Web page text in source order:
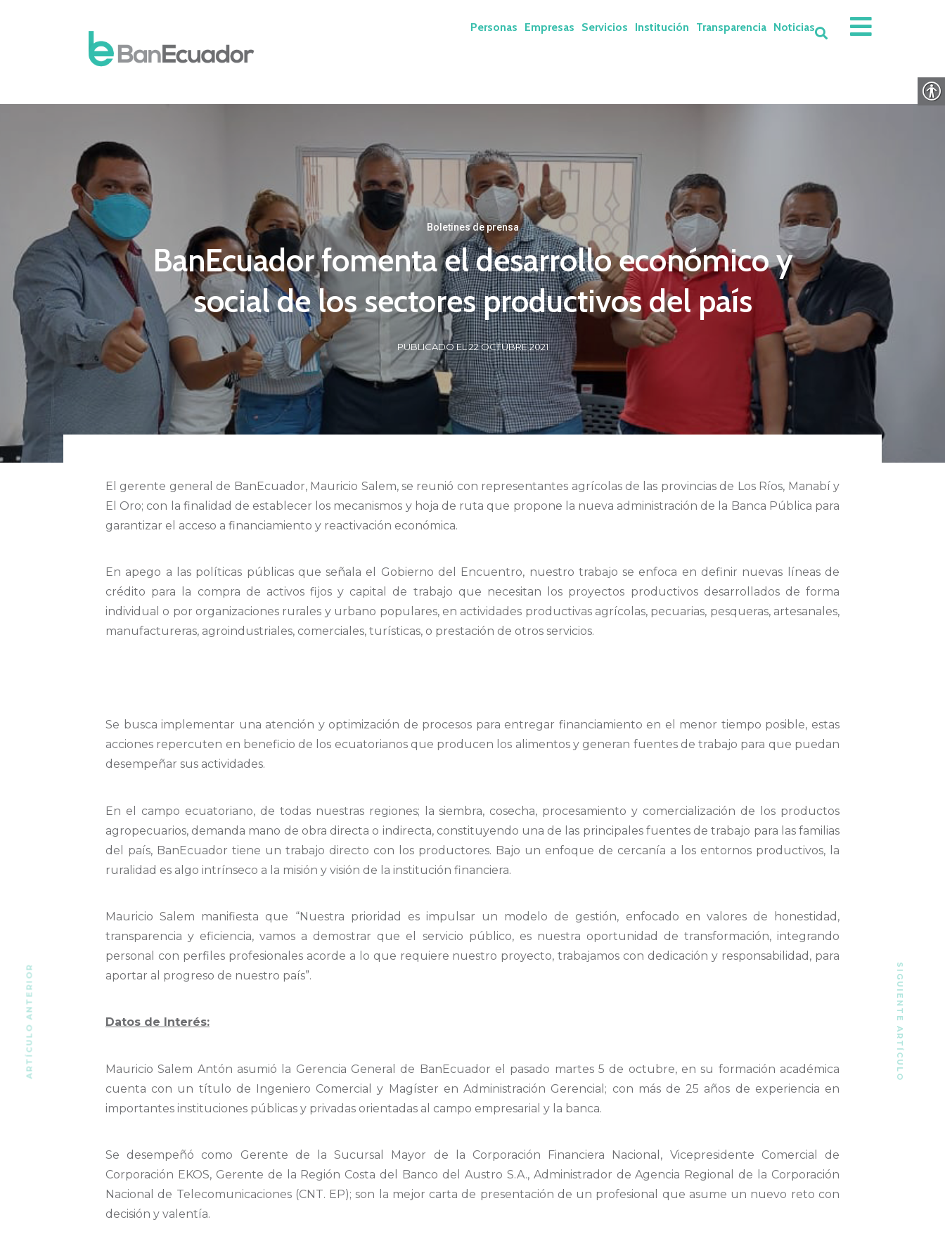
Personas Empresas Servicios Institución Transparencia Noticias
Boletines de prensa
BanEcuador fomenta el desarrollo económico y
social de los sectores productivos del país
PUBLICADO EL 22 OCTUBRE 2021
El gerente general de BanEcuador, Mauricio Salem, se reunió con representantes agrícolas de las provincias de Los Ríos, Manabí y
El Oro; con la finalidad de establecer los mecanismos y hoja de ruta que propone la nueva administración de la Banca Pública para
garantizar el acceso a financiamiento y reactivación económica.
En apego a las políticas públicas que señala el Gobierno del Encuentro, nuestro trabajo se enfoca en definir nuevas líneas de
crédito para la compra de activos fijos y capital de trabajo que necesitan los proyectos productivos desarrollados de forma
individual o por organizaciones rurales y urbano populares, en actividades productivas agrícolas, pecuarias, pesqueras, artesanales,
manufactureras, agroindustriales, comerciales, turísticas, o prestación de otros servicios.
Se busca implementar una atención y optimización de procesos para entregar financiamiento en el menor tiempo posible, estas
acciones repercuten en beneficio de los ecuatorianos que producen los alimentos y generan fuentes de trabajo para que puedan
desempeñar sus actividades.
En el campo ecuatoriano, de todas nuestras regiones; la siembra, cosecha, procesamiento y comercialización de los productos
agropecuarios, demanda mano de obra directa o indirecta, constituyendo una de las principales fuentes de trabajo para las familias
del país, BanEcuador tiene un trabajo directo con los productores. Bajo un enfoque de cercanía a los entornos productivos, la
ruralidad es algo intrínseco a la misión y visión de la institución financiera.
Mauricio Salem manifiesta que “Nuestra prioridad es impulsar un modelo de gestión, enfocado en valores de honestidad,
transparencia y eficiencia, vamos a demostrar que el servicio público, es nuestra oportunidad de transformación, integrando
personal con perfiles profesionales acorde a lo que requiere nuestro proyecto, trabajamos con dedicación y responsabilidad, para
aportar al progreso de nuestro país”.
Datos de Interés:
Mauricio Salem Antón asumió la Gerencia General de BanEcuador el pasado martes 5 de octubre, en su formación académica
cuenta con un título de Ingeniero Comercial y Magíster en Administración Gerencial; con más de 25 años de experiencia en
importantes instituciones públicas y privadas orientadas al campo empresarial y la banca.
Se desempeñó como Gerente de la Sucursal Mayor de la Corporación Financiera Nacional, Vicepresidente Comercial de
Corporación EKOS, Gerente de la Región Costa del Banco del Austro S.A., Administrador de Agencia Regional de la Corporación
Nacional de Telecomunicaciones (CNT. EP); son la mejor carta de presentación de un profesional que asume un nuevo reto con
decisión y valentía.
ARTÍCULO ANTERIOR SIGUIENTE ARTÍCULO